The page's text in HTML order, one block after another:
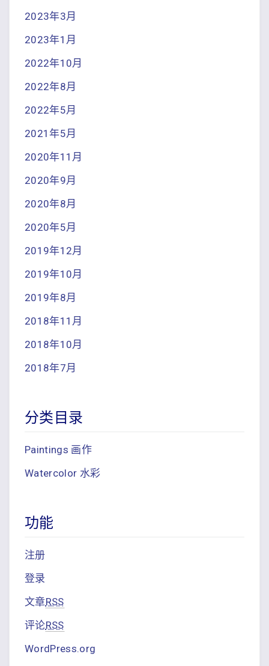
2023年3月
2023年1月
2022年10月
2022年8月
2022年5月
2021年5月
2020年11月
2020年9月
2020年8月
2020年5月
2019年12月
2019年10月
2019年8月
2018年11月
2018年10月
2018年7月
分类目录
Paintings 画作
Watercolor 水彩
功能
注册
登录
文章RSS
评论RSS
WordPress.org